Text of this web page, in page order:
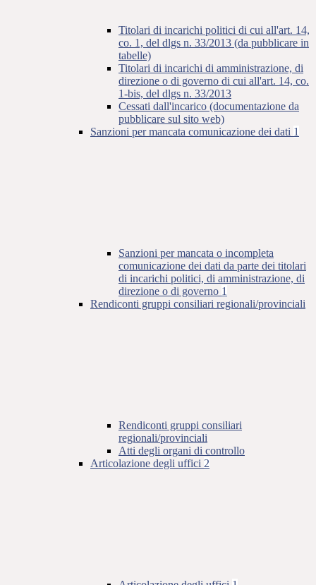
Titolari di incarichi politici di cui all'art. 14,
co. 1, del dlgs n. 33/2013 (da pubblicare in
tabelle)
Titolari di incarichi di amministrazione, di
direzione o di governo di cui all'art. 14, co.
1-bis, del dlgs n. 33/2013
Cessati dall'incarico (documentazione da
pubblicare sul sito web)
Sanzioni per mancata comunicazione dei dati 1
Sanzioni per mancata o incompleta
comunicazione dei dati da parte dei titolari
di incarichi politici, di amministrazione, di
direzione o di governo 1
Rendiconti gruppi consiliari regionali/provinciali
Rendiconti gruppi consiliari
regionali/provinciali
Atti degli organi di controllo
Articolazione degli uffici 2